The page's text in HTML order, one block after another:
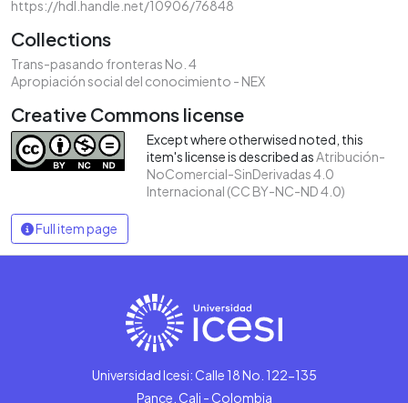
https://hdl.handle.net/10906/76848
Collections
Trans-pasando fronteras No. 4
Apropiación social del conocimiento - NEX
Creative Commons license
Except where otherwised noted, this
item's license is described asAtribución-
NoComercial-SinDerivadas 4.0
Internacional (CC BY-NC-ND 4.0)
Full item page
Universidad Icesi: Calle 18 No. 122-135
Pance, Cali - Colombia